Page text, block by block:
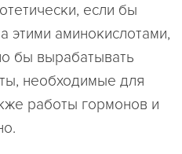
если бы
этими аминокислотами,
бы вырабатывать
необходимые для
работы гормонов и